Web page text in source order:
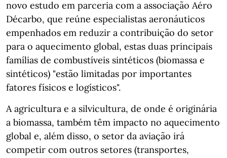
novo estudo em parceria com a associação Aéro
Décarbo, que reúne especialistas aeronáuticos
empenhados em reduzir a contribuição do setor
para o aquecimento global, estas duas principais
famílias de combustíveis sintéticos (biomassa e
sintéticos) "estão limitadas por importantes
fatores físicos e logísticos".
A agricultura e a silvicultura, de onde é originária
a biomassa, também têm impacto no aquecimento
global e, além disso, o setor da aviação irá
competir com outros setores (transportes,